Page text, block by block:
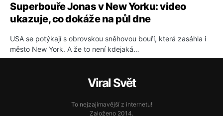
Superbouře Jonas v New Yorku: video
ukazuje, co dokáže na půl dne
USA se potýkají s obrovskou sněhovou bouří, která zasáhla i
město New York. A že to není kdejaká…
Viral Svět
To nejzajímavější z internetu!
Založeno 2014.